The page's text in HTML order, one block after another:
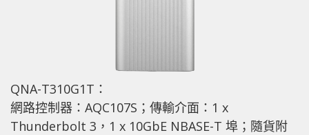
QNA-T310G1T：
網路控制器：AQC107S；傳輸介面：1 x
Thunderbolt 3，1 x 10GbE NBASE-T 埠；隨貨附